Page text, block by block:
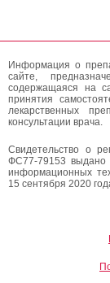
Информация о
сайте,
содержащаяся на
принятия
лекарственных
консультации врача.
Свидетельство о
ФС77-79153 выдано
информационных
15 сентября 2020